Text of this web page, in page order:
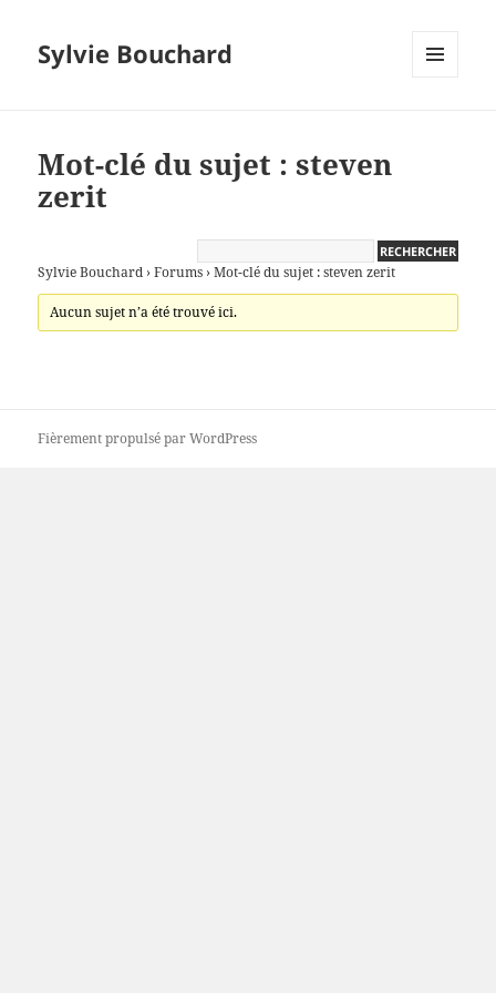
Sylvie Bouchard
Mot-clé du sujet : steven
zerit
Sylvie Bouchard › Forums › Mot-clé du sujet : steven zerit
Aucun sujet n’a été trouvé ici.
Fièrement propulsé par WordPress